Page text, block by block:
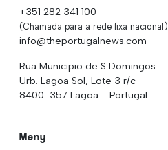
+351 282 341 100
(Chamada para a rede fixa nacional)
info@theportugalnews.com
Rua Municipio de S Domingos
Urb. Lagoa Sol, Lote 3 r/c
8400-357 Lagoa - Portugal
Meny